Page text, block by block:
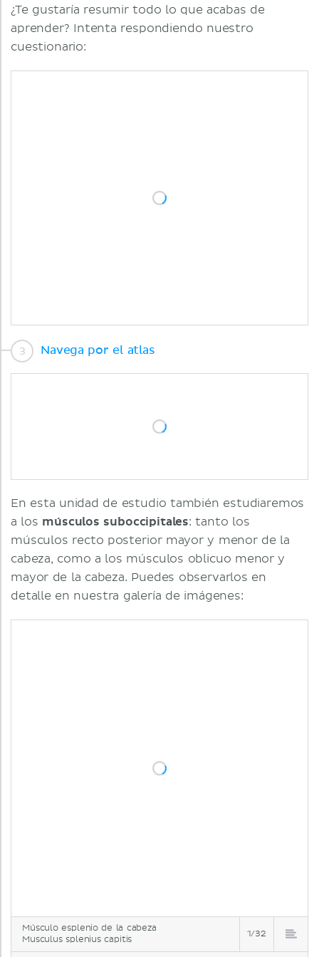
¿Te gustaría resumir todo lo que acabas de
aprender? Intenta respondiendo nuestro
cuestionario:
Navega por el atlas
En esta unidad de estudio también estudiaremos
a los músculos suboccipitales: tanto los
músculos recto posterior mayor y menor de la
cabeza, como a los músculos oblicuo menor y
mayor de la cabeza. Puedes observarlos en
detalle en nuestra galería de imágenes:
Músculo esplenio de la cabeza
Musculus splenius capitis
1/32